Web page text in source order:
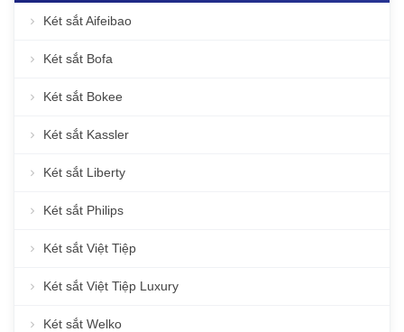
Két sắt Aifeibao
Két sắt Bofa
Két sắt Bokee
Két sắt Kassler
Két sắt Liberty
Két sắt Philips
Két sắt Việt Tiệp
Két sắt Việt Tiệp Luxury
Két sắt Welko